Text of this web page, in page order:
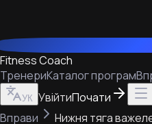
Fitness Coach
ТренериКаталог програм
УК УвійтиПочати
Вправи
Нижня тяга